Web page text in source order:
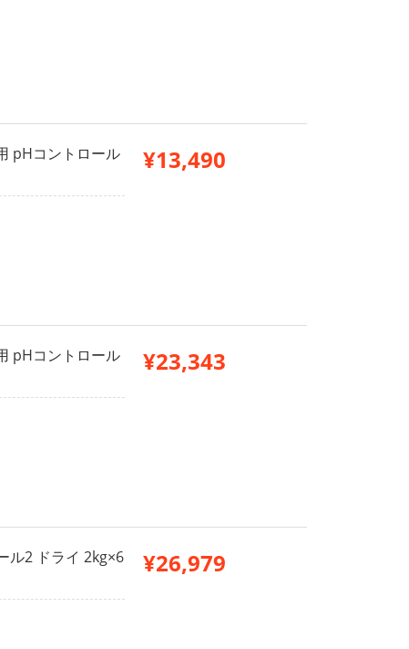
pHコントロール
¥13,490
pHコントロール
¥23,343
ル2 ドライ 2kg×6
¥26,979